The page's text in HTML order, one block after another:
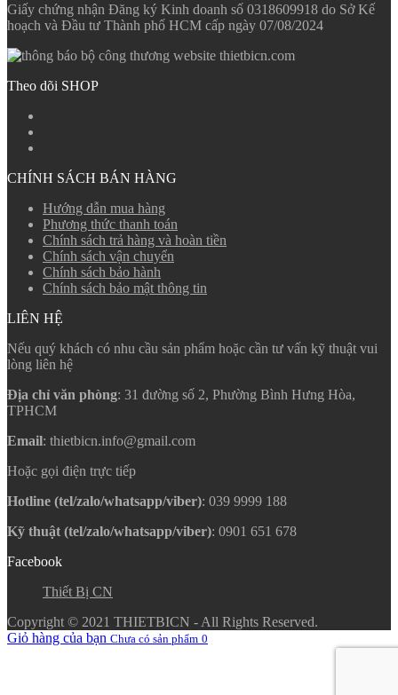
Giấy chứng nhận Đăng ký Kinh doanh số 0318609918 do Sở Kế
hoạch và Đầu tư Thành phố HCM cấp ngày 07/08/2024
Theo dõi SHOP
CHÍNH SÁCH BÁN HÀNG
Hướng dẫn mua hàng
Phương thức thanh toán
Chính sách trả hàng và hoàn tiền
Chính sách vận chuyển
Chính sách bảo hành
Chính sách bảo mật thông tin
LIÊN HỆ
Nếu quý khách có nhu cầu sản phẩm hoặc cần tư vấn kỹ thuật vui
lòng liên hệ
Địa chỉ văn phòng: 31 đường số 2, Phường Bình Hưng Hòa,
TPHCM
Email: thietbicn.info@gmail.com
Hoặc gọi điện trực tiếp
Hotline (tel/zalo/whatsapp/viber): 039 9999 188
Kỹ thuật (tel/zalo/whatsapp/viber): 0901 651 678
Facebook
Thiết Bị CN
Copyright © 2021 THIETBICN - All Rights Reserved.
Giỏ hàng của bạn Chưa có sản phẩm 0